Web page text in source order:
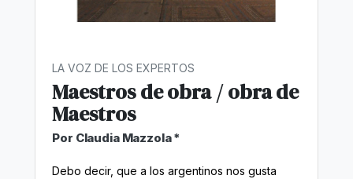
LA VOZ DE LOS EXPERTOS
Maestros de obra / obra de
Maestros
Por Claudia Mazzola *
Debo decir, que a los argentinos nos gusta